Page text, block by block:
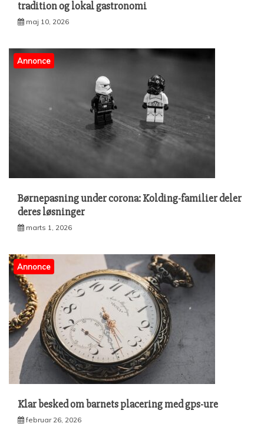
tradition og lokal gastronomi
maj 10, 2026
Annonce
Børnepasning under corona: Kolding-familier deler
deres løsninger
marts 1, 2026
Annonce
Klar besked om barnets placering med gps-ure
februar 26, 2026